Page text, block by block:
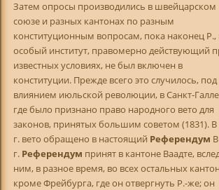
Затем опросы производились в швейцарском
союзе и разных кантонах по разным
конституционным вопросам, пока наконец P.,
особый институт, правомерно действующий
известных условиях, не был включен в
конституции. Прежде всего это случилось, под
влиянием июльской революции, в Санкт-
где было признано право народного вето для
законов, принятых большим советом (1831). В
г. вето обращено в настоящий Референдум
г. Референдум принят в кантоне Ваадте,
ним, в разное время, во всех остальных
кроме Фрейбурга, где он отвергнуть Р.-же; он